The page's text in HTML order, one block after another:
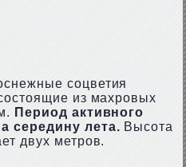
соцветия
из махровых
Период активного
середину лета. Высота
двух метров.